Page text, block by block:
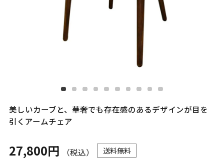
美しいカーブと、華奢でも存在感のあるデザインが目を
引くアームチェア
27,800円 （税込） 送料無料